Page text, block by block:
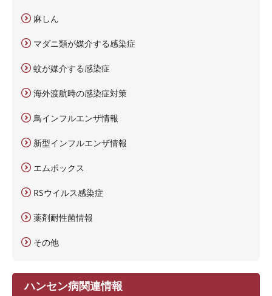
麻しん
マダニ類が媒介する感染症
蚊が媒介する感染症
海外渡航時の感染症対策
鳥インフルエンザ情報
新型インフルエンザ情報
エムポックス
RSウイルス感染症
薬剤耐性菌情報
その他
ハンセン病関連情報